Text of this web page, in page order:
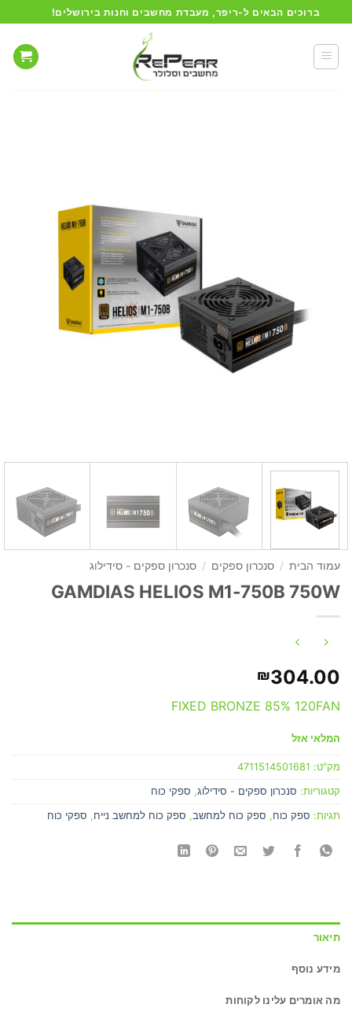
to
content
ברוכים הבאים ל-ריפר, מעבדת מחשבים וחנות בירושלים!
עמוד הבית / סנכרון ספקים / סנכרון ספקים - סידילוג
GAMDIAS HELIOS M1-750B 750W
₪304.00
FIXED BRONZE 85% 120FAN
המלאי אזל
מק"ט: 4711514501681
קטגוריות: סנכרון ספקים - סידילוג, ספקי כוח
תגיות: ספק כוח, ספק כוח למחשב, ספק כוח למחשב נייח, ספקי כוח
תיאור
מידע נוסף
מה אומרים עלינו לקוחות